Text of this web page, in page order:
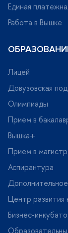
Единая
Работа в Вышке
Лицей
Довузовская
Олимпиады
Прием в
ышка+
Прием в
Аспирантура
Центр развития
Бизнес-